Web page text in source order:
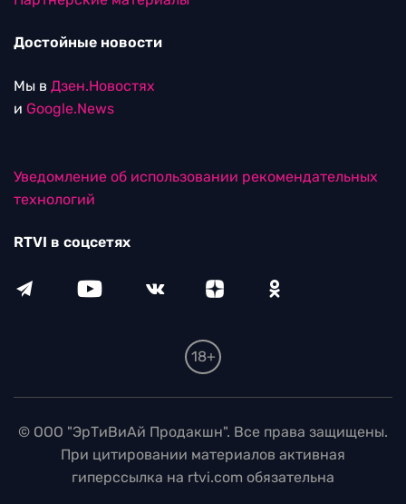
Достойные новости
Мы в Дзен.Новостях
и Google.News
Уведомление об использовании рекомендательных
технологий
RTVI в соцсетях
18+
© ООО "ЭрТиВиАй Продакшн". Все права защищены.
При цитировании материалов активная
гиперссылка на rtvi.com обязательна